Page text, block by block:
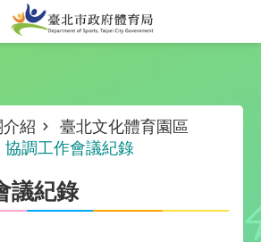
紹
臺北文化體育園區
協調工作會議紀錄
議紀錄